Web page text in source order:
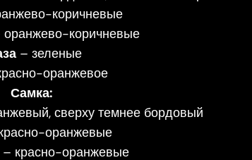
коричневые
оранжево-коричневые
– зеленые
оранжевое
Самка:
сверху темнее бордовый
оранжевые
– красно-оранжевые